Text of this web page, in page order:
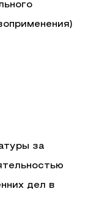
за
дел в